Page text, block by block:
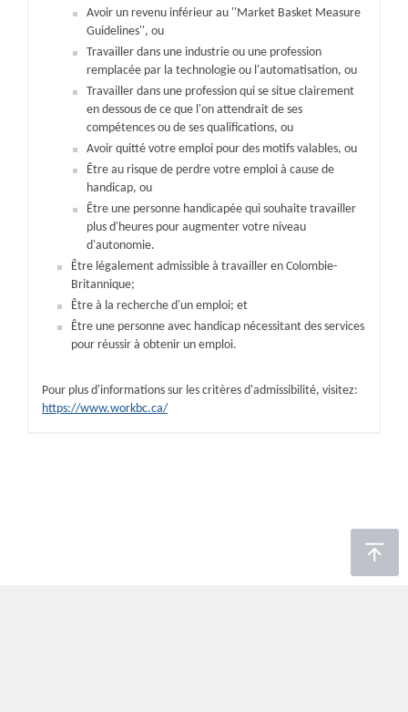
Avoir un revenu inférieur au ''Market Basket Measure
Guidelines'', ou
Travailler dans une industrie ou une profession
remplacée par la technologie ou l'automatisation, ou
Travailler dans une profession qui se situe clairement
en dessous de ce que l'on attendrait de ses
compétences ou de ses qualifications, ou
Avoir quitté votre emploi pour des motifs valables, ou
Être au risque de perdre votre emploi à cause de
handicap, ou
Être une personne handicapée qui souhaite travailler
plus d'heures pour augmenter votre niveau
d'autonomie.
Être légalement admissible à travailler en Colombie-
Britannique;
Être à la recherche d'un emploi; et
Être une personne avec handicap nécessitant des services
pour réussir à obtenir un emploi.
Pour plus d'informations sur les critères d'admissibilité, visitez:
https://www.workbc.ca/